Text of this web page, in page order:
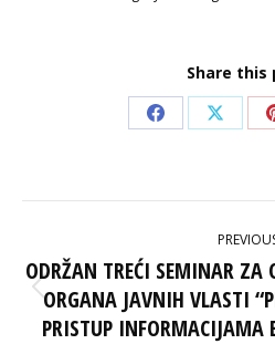
Share this
Share
Facebook
Share
X
NAVIGATION
ODRŽAN TREĆI SEMINAR ZA
ORGANA JAVNIH VLASTI
PRISTUP INFORMACIJAMA